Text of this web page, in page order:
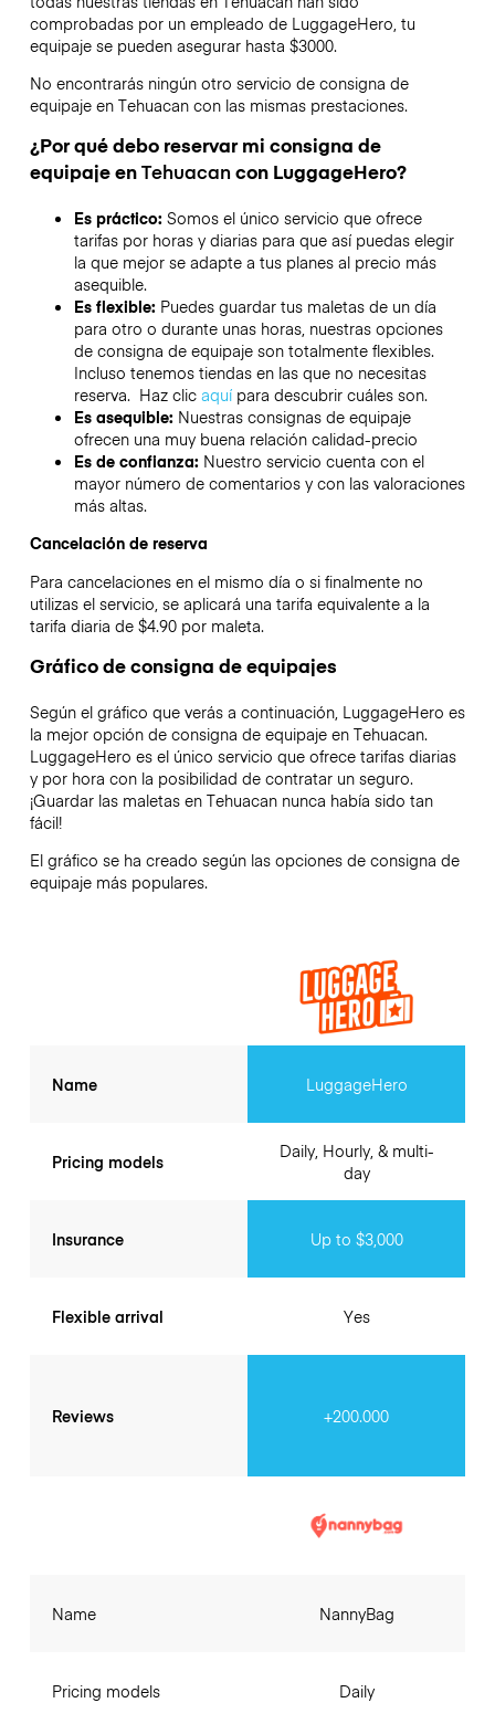
comprobadas por un empleado de LuggageHero, tu
equipaje se pueden asegurar hasta $3000.
No encontrarás ningún otro servicio de consigna de
equipaje en Tehuacancon las mismas prestaciones.
¿Por qué debo reservar mi consigna de
equipaje enTehuacancon LuggageHero?
Es práctico: Somos el único servicio que ofrece
tarifas por horas y diarias para que así puedas elegir
la que mejor se adapte a tus planes al precio más
asequible.
Es flexible: Puedes guardar tus maletas de un día
para otro o durante unas horas, nuestras opciones
de consigna de equipaje son totalmente flexibles.
Incluso tenemos tiendas en las que no necesitas
reserva. Haz clic aquípara descubrir cuáles son.
Es asequible: Nuestras consignas de equipaje
ofrecen una muy buena relación calidad-precio
Es de confianza: Nuestro servicio cuenta con el
mayor número de comentarios y con las valoraciones
más altas.
Cancelación de reserva
Para cancelaciones en el mismo día o si finalmente no
utilizas el servicio, se aplicará una tarifa equivalente a la
tarifa diaria de $4.90 por maleta.
Gráfico de consigna de equipajes
Según el gráfico que verás a continuación, LuggageHero es
la mejor opción de consigna de equipaje en Tehuacan.
LuggageHero es el único servicio que ofrece tarifas diarias
y por hora con la posibilidad de contratar un seguro.
¡Guardar las maletas en Tehuacannunca había sido tan
fácil!
El gráfico se ha creado según las opciones de consigna de
equipaje más populares.
Name
Pricing models
Insurance
Flexible arrival
Reviews
LuggageHero
Daily, Hourly, & multi-
day
Up to $3,000
Yes
+200.000
Name
Pricing models
NannyBag
Daily